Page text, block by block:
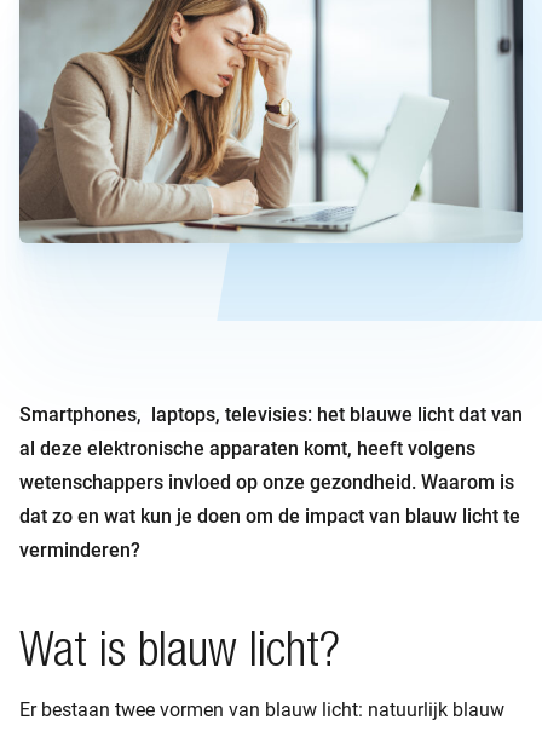
Smartphones, laptops, televisies: het blauwe licht dat van
al deze elektronische apparaten komt, heeft volgens
wetenschappers invloed op onze gezondheid. Waarom is
dat zo en wat kun je doen om de impact van blauw licht te
verminderen?
Wat is blauw licht?
Er bestaan twee vormen van blauw licht: natuurlijk blauw